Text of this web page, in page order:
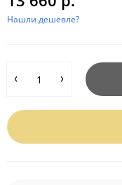
Нашли дешевле?